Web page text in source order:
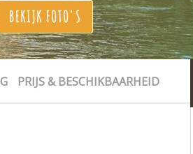
BEKIJK FOTO'S
PRIJS & BESCHIKBAARHEID